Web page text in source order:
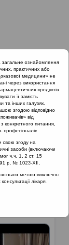
органів
загальне ознайомлення
практичних або
медицини» не
через використання
продуктів
її замість
та інших галузях.
згодою відповідно
від
конкретного питання,
професіоналів.
свою згоду на
засоби (включаючи
ч.ч. 1, 2 ст. 15
р. № 1023-XII.
метою виключно
лікаря.